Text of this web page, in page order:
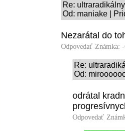
Re:
Od: maniake |
Nezarátal do
Odpovedať Známka:
Re:
Od:
odrátal
Odpovedať